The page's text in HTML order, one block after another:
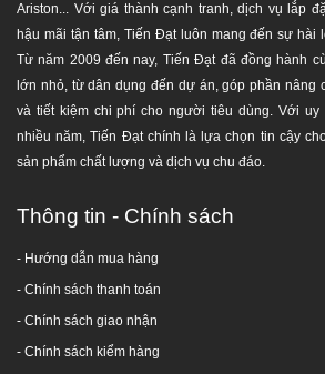
Ariston... Với giá thành cạnh tranh, dịch vụ lắp
hậu mãi tận tâm, Tiến Đạt luôn mang đến sự hài
Từ năm 2009 đến nay, Tiến Đạt đã đồng hành
lớn nhỏ, từ dân dụng đến dự án, góp phần nâng
và tiết kiệm chi phí cho người tiêu dùng. Với
nhiều năm, Tiến Đạt chính là lựa chọn tin cậy
sản phẩm chất lượng và dịch vụ chu đáo.
Thông tin - Chính sách
- Hướng dẫn mua hàng
- Chính sách thanh toán
- Chính sách giao nhận
- Chính sách kiểm hàng